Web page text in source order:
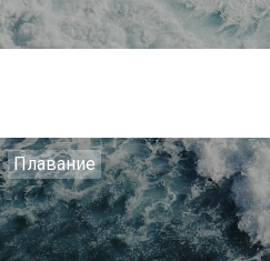
Плавание